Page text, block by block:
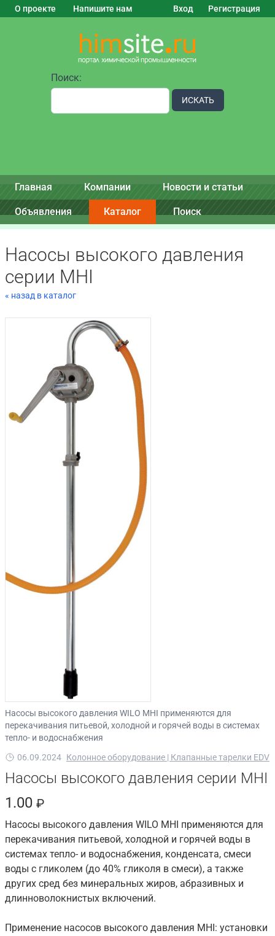
О проекте Напишите нам Вход Регистрация
Поиск:
ИСКАТЬ
Главная Компании Новости и статьи
Объявления Каталог Поиск
Насосы высокого давления
серии MHI
« назад в каталог
Насосы высокого давления WILO MHI применяются для
перекачивания питьевой, холодной и горячей воды в системах
тепло- и водоснабжения
06.09.2024 Колонное оборудование | Клапанные тарелки EDV
Насосы высокого давления серии MHI
1.00 ₽
Насосы высокого давления WILO MHI применяются для
перекачивания питьевой, холодной и горячей воды в
системах тепло- и водоснабжения, конденсата, смеси
воды с гликолем (до 40% гликоля в смеси), а также
других сред без минеральных жиров, абразивных и
длинноволокнистых включений.
Применение насосов высокого давления MHI: установки